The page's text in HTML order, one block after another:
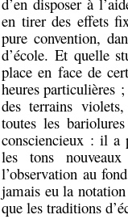
en tirer des effets
pure convention,
d’école. Et quelle
place en face de
heures particulières
des terrains
toutes les
consciencieux : il a
les tons
l’observation au
jamais eu la
que les traditions